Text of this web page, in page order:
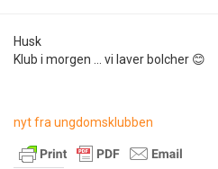
Husk
Klub i morgen … vi laver bolcher 😊
nyt fra ungdomsklubben